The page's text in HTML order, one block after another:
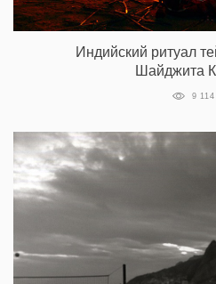
Индийский ритуал
Шайджита
9 114